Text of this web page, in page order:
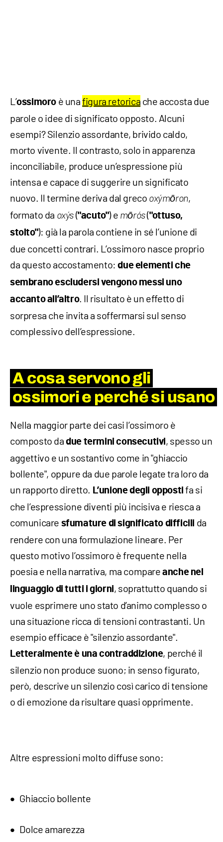
L’ossimoro è unafigura retorica che accosta due
parole o idee di significato opposto. Alcuni
esempi? Silenzio assordante, brivido caldo,
morto vivente. Il contrasto, solo in apparenza
inconciliabile, produce un’espressione più
intensa e capace di suggerire un significato
nuovo. Il termine deriva dal greco oxýmōron,
formato da oxýs ("acuto") e mōrós("ottuso,
stolto"): già la parola contiene in sé l’unione di
due concetti contrari. L’ossimoro nasce proprio
da questo accostamento:due elementi che
sembrano escludersi vengono messi uno
accanto all’altro. Il risultato è un effetto di
sorpresa che invita a soffermarsi sul senso
complessivo dell’espressione.
A cosa servono gli
ossimori e perché si usano
Nella maggior parte dei casi l’ossimoro è
composto dadue termini consecutivi, spesso un
aggettivo e un sostantivo come in "ghiaccio
bollente", oppure da due parole legate tra loro da
un rapporto diretto. L’unione degli opposti fa si
che l’espressione diventi più incisiva e riesca a
comunicare sfumature di significato difficili da
rendere con una formulazione lineare. Per
questo motivo l’ossimoro è frequente nella
poesia e nella narrativa, ma compareanche nel
linguaggio di tutti i giorni, soprattutto quando si
vuole esprimere uno stato d’animo complesso o
una situazione ricca di tensioni contrastanti. Un
esempio efficace è "silenzio assordante".
Letteralmente è una contraddizione, perché il
silenzio non produce suono; in senso figurato,
però, descrive un silenzio così carico di tensione
o di emozione da risultare quasi opprimente.
Altre espressioni molto diffuse sono:
Ghiaccio bollente
Dolce amarezza